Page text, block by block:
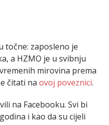
točne: zaposleno je
a HZMO je u svibnju
mirovina prema
čitati na ovoj poveznici.
na Facebooku. Svi bi
i kao da su cijeli